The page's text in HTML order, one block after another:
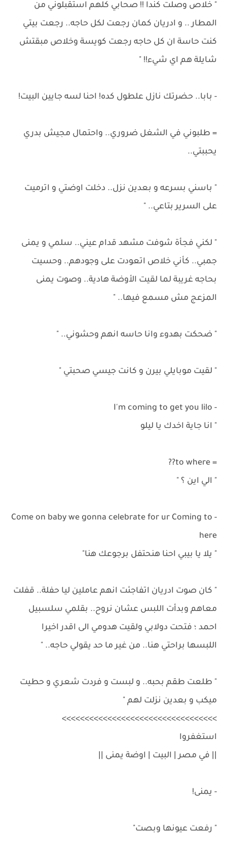
" خلاص وصلت كندا !! صحابي كلهم استقبلوني من
المطار .. و ادريان كمان رجعت لكل حاجه.. رجعت بيتي
كنت حاسة ان كل حاجه رجعت كويسة وخلاص مبقتش
شايلة هم اي شيء!! "
- بابا.. حضرتك نازل علطول كده! احنا لسه جايين البيت!
= طلبوني في الشغل ضروري.. واحتمال مجيش بدري
يحببتي..
" باسني بسرعه و بعدين نزل.. دخلت اوضتي و اترميت
على السرير بتاعي.. "
" لكني فجأة شوفت مشهد قدام عيني.. سلمي و يمنى
جمبي.. كأني خلاص اتعودت على وجودهم.. وحسيت
بحاجه غريبة لما لقيت الأوضة هادية.. وصوت يمنى
المزعج مش مسمع فيها.. "
" ضحكت بهدوء وانا حاسه انهم وحشوني.. "
" لقيت موبايلي بيرن و كانت جيسي صحبتي "
- I'm coming to get you lilo
" انا جاية اخدك يا ليلو
= to where??
" الي اين ؟ "
- Come on baby we gonna celebrate for ur Coming to
here
" يلا يا بيبي احنا هنحتفل برجوعك هنا"
" كان صوت ادريان اتفاجئت انهم عاملين ليا حفلة.. قفلت
معاهم وبدأت اللبس عشان نروح.. بقلمي سلسبيل
احمد ؛ فتحت دولابي ولقيت هدومي الى اقدر اخيرا
اللبسها براحتي هنا.. من غير ما حد يقولي حاجه.. "
" طلعت طقم بحبه.. و لبست و فردت شعري و حطيت
ميكب و بعدين نزلت لهم "
>>>>>>>>>>>>>>>>>>>>>>>>>>>>>>>>>>
استغفروا
|| في مصر | البيت | اوضة يمنى ||
- يمنى!
" رفعت عيونها وبصت"